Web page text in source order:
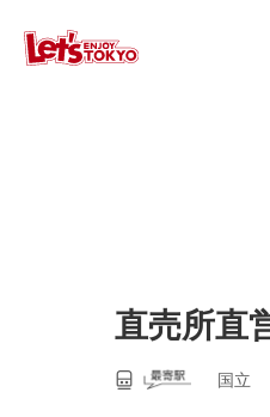
直売所直
国立